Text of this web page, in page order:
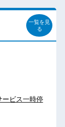
一覧を見
る
ービス一時停